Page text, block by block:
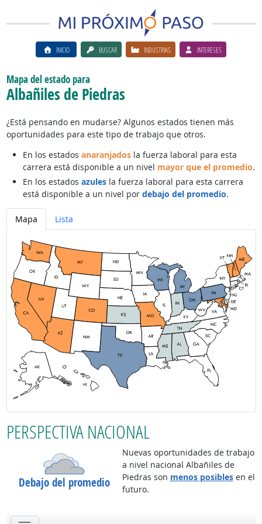
INICIO BUSCAR INDUSTRIAS INTERESES
Mapa del estado para
Albañiles de Piedras
¿Está pensando en mudarse? Algunos estados tienen más
oportunidades para este tipo de trabajo que otros.
En los estados anaranjadosla fuerza laboral para esta
carrera está disponible a un nivel mayor que el promedio.
En los estados azulesla fuerza laboral para esta carrera
está disponible a un nivel por debajo del promedio.
Mapa Lista
PERSPECTIVA NACIONAL
Debajo del promedio
Nuevas oportunidades de trabajo
a nivel nacional Albañiles de
Piedras son menos posiblesen el
futuro.